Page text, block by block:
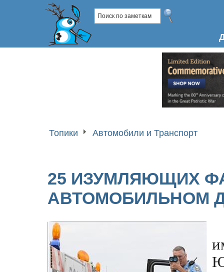
Топики Автомобили и Транспорт
25 ИЗУМЛЯЮЩИХ
АВТОМОБИЛЬНОМ